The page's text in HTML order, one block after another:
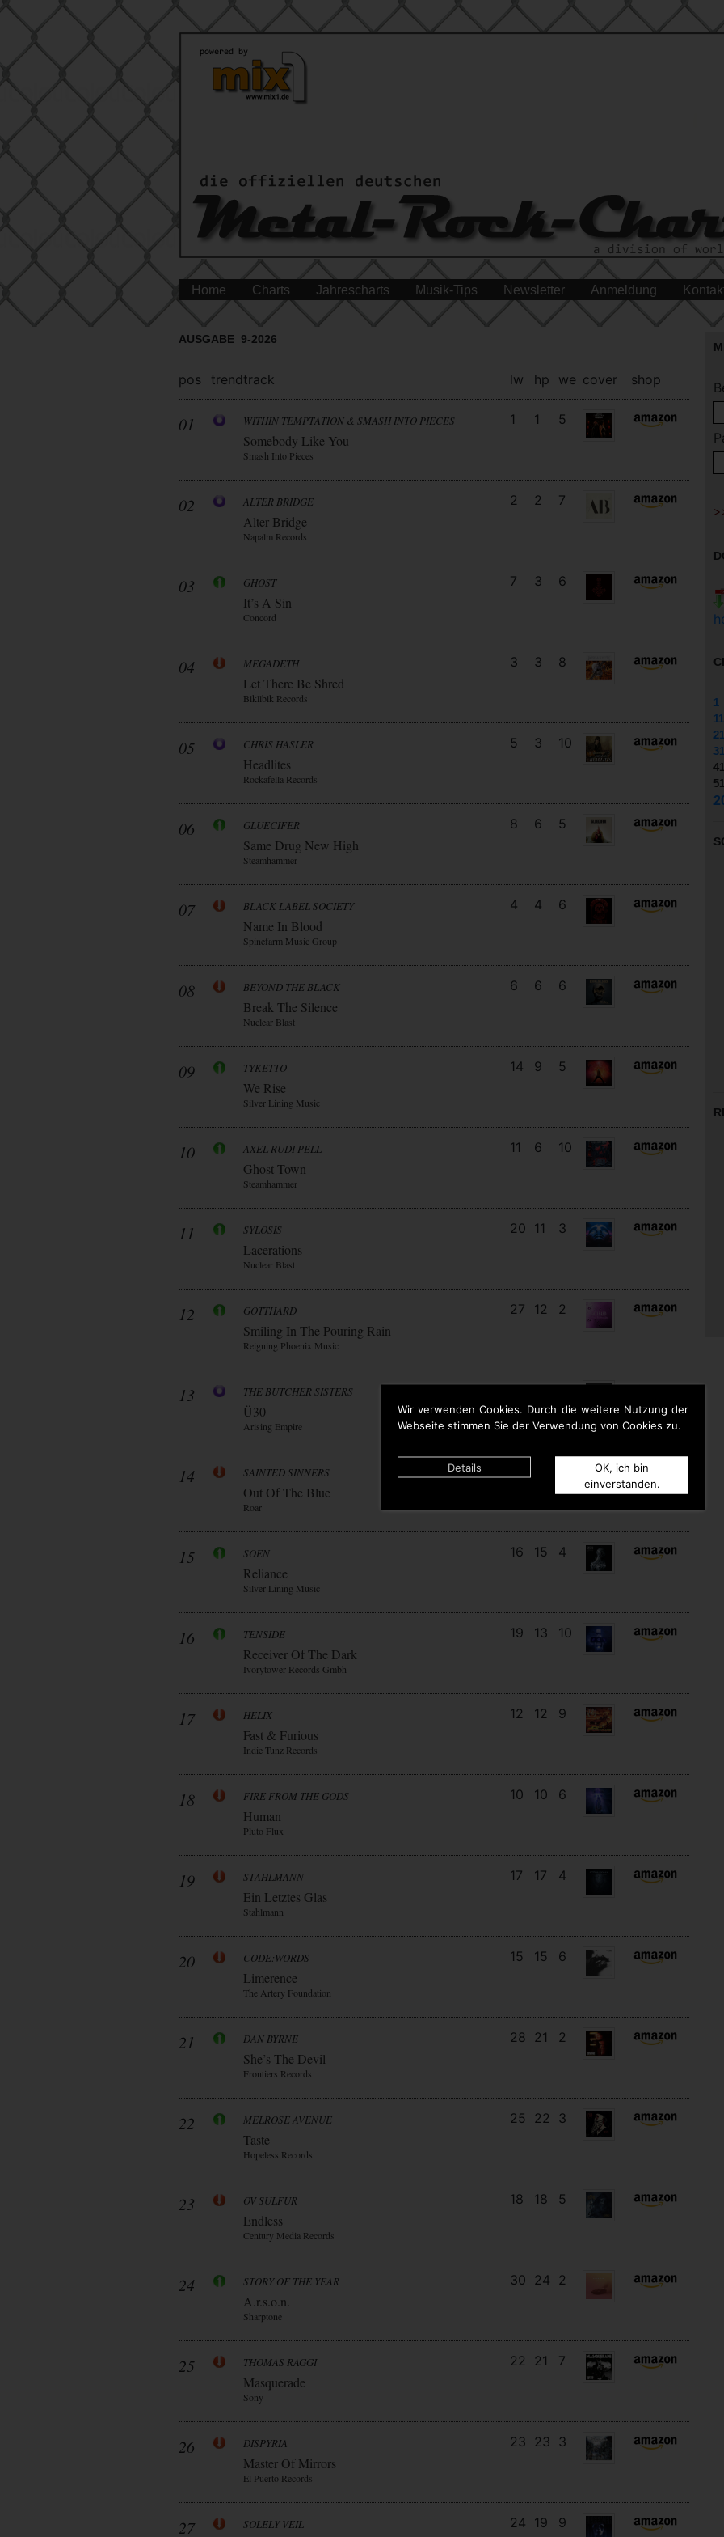
Wir verwenden Cookies. Durch die weitere Nutzung der
Webseite stimmen Sie der Verwendung von Cookies zu.
Details
OK, ich bin
einverstanden.
Home Charts Jahrescharts Musik-Tips Newsletter Anmeldung
AUSGABE 9-2026
pos trendtrack lw hp we cover shop
01 WITHIN TEMPTATION & SMASH INTO PIECES
Somebody Like You
Smash Into Pieces
1 1 5
02 ALTER BRIDGE
Alter Bridge
Napalm Records
2 2 7
03 GHOST
It’s A Sin
Concord
7 3 6
04 MEGADETH
Let There Be Shred
Blkllblk Records
3 3 8
05 CHRIS HASLER
Headlites
Rockafella Records
5 3 10
06 GLUECIFER
Same Drug New High
Steamhammer
8 6 5
07 BLACK LABEL SOCIETY
Name In Blood
Spinefarm Music Group
4 4 6
08 BEYOND THE BLACK
Break The Silence
Nuclear Blast
6 6 6
09 TYKETTO
We Rise
Silver Lining Music
14 9 5
10 AXEL RUDI PELL
Ghost Town
Steamhammer
11 6 10
11 SYLOSIS
Lacerations
Nuclear Blast
20 11 3
12 GOTTHARD
Smiling In The Pouring Rain
Reigning Phoenix Music
27 12 2
13 THE BUTCHER SISTERS
Ü30
Arising Empire
13 13 6
14 SAINTED SINNERS
Out Of The Blue
Roar
15 SOEN
Reliance
Silver Lining Music
16 15 4
16 TENSIDE
Receiver Of The Dark
Ivorytower Records Gmbh
19 13 10
17 HELIX
Fast & Furious
Indie Tunz Records
12 12 9
18 FIRE FROM THE GODS
Human
Pluto Flux
10 10 6
19 STAHLMANN
Ein Letztes Glas
Stahlmann
17 17 4
20 CODE:WORDS
Limerence
The Artery Foundation
15 15 6
21 DAN BYRNE
She’s The Devil
Frontiers Records
28 21 2
22 MELROSE AVENUE
Taste
Hopeless Records
25 22 3
23 OV SULFUR
Endless
Century Media Records
18 18 5
24 STORY OF THE YEAR
A.r.s.o.n.
Sharptone
30 24 2
25 THOMAS RAGGI
Masquerade
Sony
22 21 7
26 DISPYRIA
Master Of Mirrors
El Puerto Records
23 23 3
27 SOLELY VEIL 24 19 9
1
11
21
31
41
51